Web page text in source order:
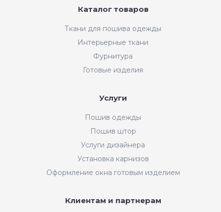
Каталог товаров
Ткани для пошива одежды
Интерьерные ткани
Фурнитура
Готовые изделия
Услуги
Пошив одежды
Пошив штор
Услуги дизайнера
Установка карнизов
Оформление окна готовым изделием
Клиентам и партнерам